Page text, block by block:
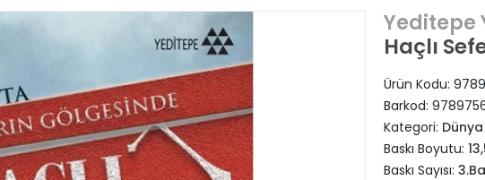
Yeditepe
Haçlı
Ürün Kodu:
Barkod:
Kategori:
Baskı Boyutu:
Baskı Sayısı: